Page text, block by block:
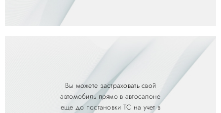
Вы можете застраховать свой
автомобиль прямо в автосалоне
еще до постановки ТС на учет в